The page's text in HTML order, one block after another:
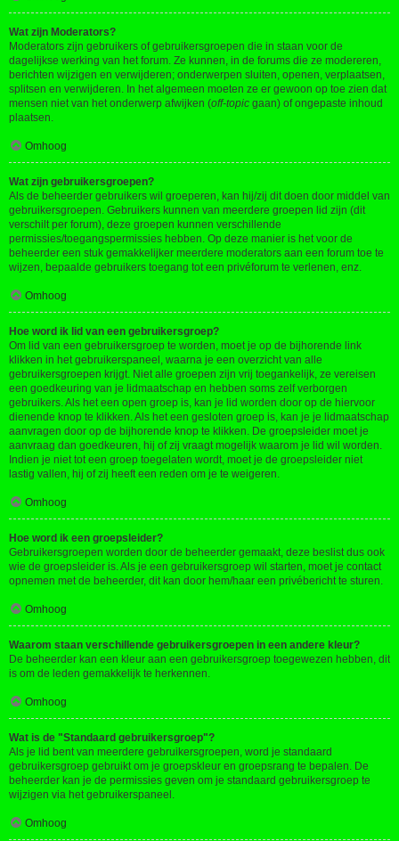
Wat zijn Moderators?
Moderators zijn gebruikers of gebruikersgroepen die in staan voor de
dagelijkse werking van het forum. Ze kunnen, in de forums die ze modereren,
berichten wijzigen en verwijderen; onderwerpen sluiten, openen, verplaatsen,
splitsen en verwijderen. In het algemeen moeten ze er gewoon op toe zien dat
mensen niet van het onderwerp afwijken (off-topic gaan) of ongepaste inhoud
plaatsen.
Omhoog
Wat zijn gebruikersgroepen?
Als de beheerder gebruikers wil groeperen, kan hij/zij dit doen door middel van
gebruikersgroepen. Gebruikers kunnen van meerdere groepen lid zijn (dit
verschilt per forum), deze groepen kunnen verschillende
permissies/toegangspermissies hebben. Op deze manier is het voor de
beheerder een stuk gemakkelijker meerdere moderators aan een forum toe te
wijzen, bepaalde gebruikers toegang tot een privéforum te verlenen, enz.
Omhoog
Hoe word ik lid van een gebruikersgroep?
Om lid van een gebruikersgroep te worden, moet je op de bijhorende link
klikken in het gebruikerspaneel, waarna je een overzicht van alle
gebruikersgroepen krijgt. Niet alle groepen zijn vrij toegankelijk, ze vereisen
een goedkeuring van je lidmaatschap en hebben soms zelf verborgen
gebruikers. Als het een open groep is, kan je lid worden door op de hiervoor
dienende knop te klikken. Als het een gesloten groep is, kan je je lidmaatschap
aanvragen door op de bijhorende knop te klikken. De groepsleider moet je
aanvraag dan goedkeuren, hij of zij vraagt mogelijk waarom je lid wil worden.
Indien je niet tot een groep toegelaten wordt, moet je de groepsleider niet
lastig vallen, hij of zij heeft een reden om je te weigeren.
Omhoog
Hoe word ik een groepsleider?
Gebruikersgroepen worden door de beheerder gemaakt, deze beslist dus ook
wie de groepsleider is. Als je een gebruikersgroep wil starten, moet je contact
opnemen met de beheerder, dit kan door hem/haar een privébericht te sturen.
Omhoog
Waarom staan verschillende gebruikersgroepen in een andere kleur?
De beheerder kan een kleur aan een gebruikersgroep toegewezen hebben, dit
is om de leden gemakkelijk te herkennen.
Omhoog
Wat is de "Standaard gebruikersgroep"?
Als je lid bent van meerdere gebruikersgroepen, word je standaard
gebruikersgroep gebruikt om je groepskleur en groepsrang te bepalen. De
beheerder kan je de permissies geven om je standaard gebruikersgroep te
wijzigen via het gebruikerspaneel.
Omhoog